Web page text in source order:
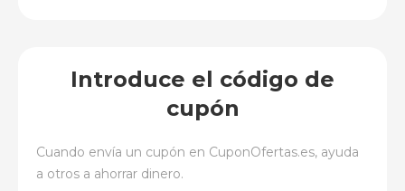
Introduce el código de
cupón
Cuando envía un cupón en CuponOfertas.es, ayuda
a otros a ahorrar dinero.